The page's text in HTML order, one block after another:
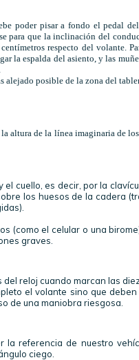
poder pisar a fondo el pedal
para que la inclinación del
respecto del volante.
la espalda del asiento, y las
alejado posible de la zona del
altura de la línea imaginaria de
cuello, es decir, por la
los huesos de la cadera
(como el celular o una
graves.
reloj cuando marcan las
el volante sino que
de una maniobra riesgosa.
la referencia de nuestro
ciego.